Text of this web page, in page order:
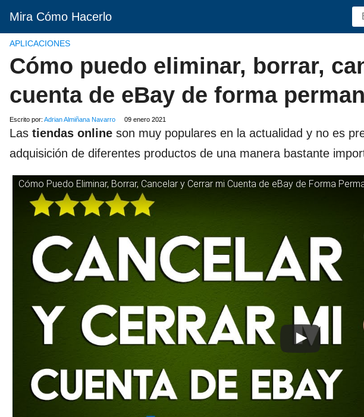
Mira Cómo Hacerlo
APLICACIONES
Cómo puedo eliminar, borrar,
cuenta de eBay de forma
Escrito por: Adrian Almiñana Navarro 09 enero 2021
Las tiendas online son muy populares en la actualidad y no es
adquisición de diferentes productos de una manera bastante
Cómo Puedo Eliminar, Borrar, Cancelar y Cerrar mi Cuenta de eBay de Forma